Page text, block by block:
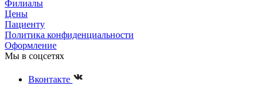
Филиалы
Цены
Пациенту
Политика конфиденциальности
Оформление
Мы в соцсетях
Вконтакте